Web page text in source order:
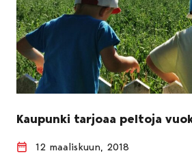
Kaupunki tarjoaa peltoja
12 maaliskuun, 2018